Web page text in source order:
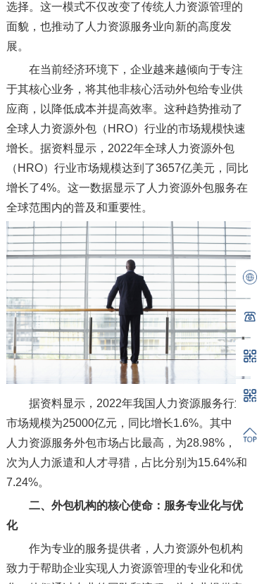
选择。这一模式不仅改变了传统人力资源管理的
面貌，也推动了人力资源服务业向新的高度发
展。
在当前经济环境下，企业越来越倾向于专注
于其核心业务，将其他非核心活动外包给专业供
应商，以降低成本并提高效率。这种趋势推动了
全球人力资源外包（HRO）行业的市场规模快速
增长。据资料显示，2022年全球人力资源外包
（HRO）行业市场规模达到了3657亿美元，同比
增长了4%。这一数据显示了人力资源外包服务在
全球范围内的普及和重要性。
据资料显示，2022年我国人力资源服务行业
市场规模为25000亿元，同比增长1.6%。其中，
人力资源服务外包市场占比最高，为28.98%，其
次为人力派遣和人才寻猎，占比分别为15.64%和
7.24%。
二、外包机构的核心使命：服务专业化与优
化
作为专业的服务提供者，人力资源外包机构
致力于帮助企业实现人力资源管理的专业化和优